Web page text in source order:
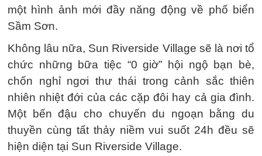
một hình ảnh mới đầy năng động về phố biển
Sầm Sơn.
Không lâu nữa, Sun Riverside Village sẽ là nơi tổ
chức những bữa tiệc “0 giờ” hội ngộ bạn bè,
chốn nghỉ ngơi thư thái trong cảnh sắc thiên
nhiên nhiệt đới của các cặp đôi hay cả gia đình.
Một bến đậu cho chuyến du ngoạn bằng du
thuyền cùng tất thảy niềm vui suốt 24h đều sẽ
hiện diện tại Sun Riverside Village.